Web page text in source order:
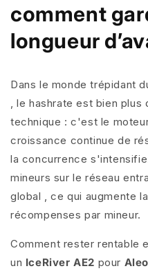
comment
longueur
Dans le monde trépidant
,le hashrateest bien plus
technique : c'est le
croissance continue de
la concurrence
mineurs sur le réseau
global , ce qui augmente
récompenses par mineur.
Comment rester rentable
un IceRiver AE2 pour Aleo